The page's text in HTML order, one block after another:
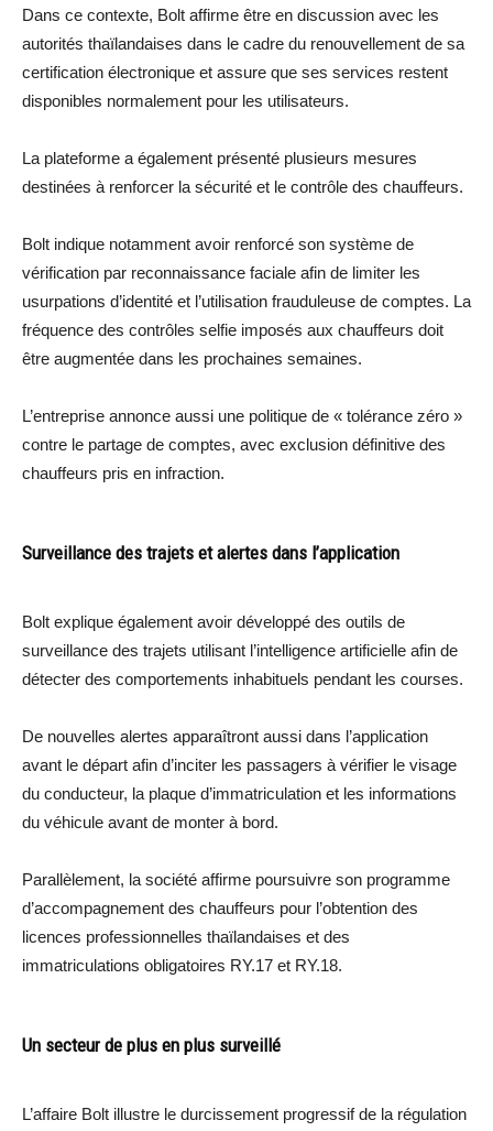
Dans ce contexte, Bolt affirme être en discussion avec les
autorités thaïlandaises dans le cadre du renouvellement de sa
certification électronique et assure que ses services restent
disponibles normalement pour les utilisateurs.
La plateforme a également présenté plusieurs mesures
destinées à renforcer la sécurité et le contrôle des chauffeurs.
Bolt indique notamment avoir renforcé son système de
vérification par reconnaissance faciale afin de limiter les
usurpations d’identité et l’utilisation frauduleuse de comptes. La
fréquence des contrôles selfie imposés aux chauffeurs doit
être augmentée dans les prochaines semaines.
L’entreprise annonce aussi une politique de « tolérance zéro »
contre le partage de comptes, avec exclusion définitive des
chauffeurs pris en infraction.
Surveillance des trajets et alertes dans l’application
Bolt explique également avoir développé des outils de
surveillance des trajets utilisant l’intelligence artificielle afin de
détecter des comportements inhabituels pendant les courses.
De nouvelles alertes apparaîtront aussi dans l’application
avant le départ afin d’inciter les passagers à vérifier le visage
du conducteur, la plaque d’immatriculation et les informations
du véhicule avant de monter à bord.
Parallèlement, la société affirme poursuivre son programme
d’accompagnement des chauffeurs pour l’obtention des
licences professionnelles thaïlandaises et des
immatriculations obligatoires RY.17 et RY.18.
Un secteur de plus en plus surveillé
L’affaire Bolt illustre le durcissement progressif de la régulation